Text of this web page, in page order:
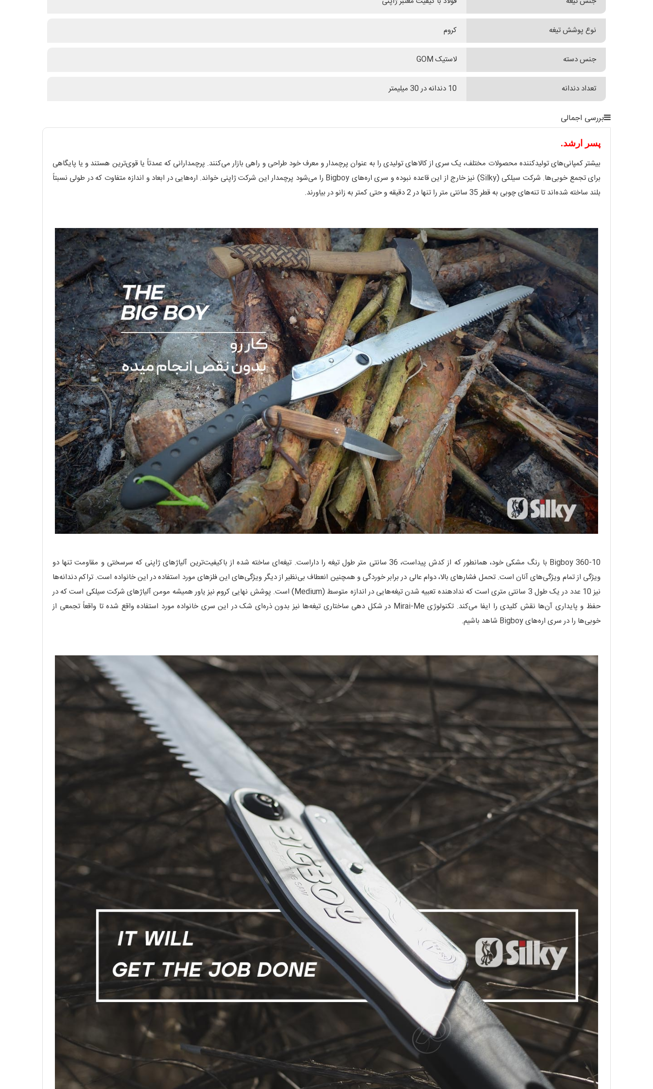
نوع پوشش تیغه کروم
جنس دسته لاستیک GOM
تعداد دندانه 10 دندانه در 30 میلیمتر
بررسی اجمالی
پسر ارشد.
بیشتر کمپانی‌های تولیدکننده محصولات مختلف، یک سری از کالاهای تولیدی را به عنوان پرچمدار و معرف خود طراحی و راهی بازار می‌کنند. پرچمدارانی که عمدتاً یا قوی‌ترین هستند و یا پایگاهی
برای تجمع خوبی‌ها. شرکت سیلکی (Silky) نیز خارج از این قاعده نبوده و سری اره‌های Bigboy را می‌شود پرچمدار این شرکت ژاپنی خواند. اره‌هایی در ابعاد و اندازه متفاوت که در طولی نسبتاً
بلند ساخته شده‌اند تا تنه‌های چوبی به قطر 35 سانتی متر را تنها در 2 دقیقه و حتی کمتر به زانو در بیاورند.
Bigboy 360-10 با رنگ مشکی خود، همانطور که از کدش پیداست، 36 سانتی متر طول تیغه را داراست. تیغه‌ای ساخته شده از باکیفیت‌ترین آلیاژهای ژاپنی که سرسختی و مقاومت تنها دو
ویژگی از تمام ویژگی‌های آنان است. تحمل فشارهای بالا، دوام عالی در برابر خوردگی و همچنین انعطاف بی‌نظیر از دیگر ویژگی‌های این فلزهای مورد استفاده در این خانواده است. تراکم دندانه‌ها
نیز 10 عدد در یک طول 3 سانتی متری است که ندادهنده تعبیه شدن تیغه‌هایی در اندازه متوسط (Medium) است. پوشش نهایی کروم نیز یاور همیشه مومن آلیاژهای شرکت سیلکی است که در
حفظ و پایداری آن‌ها نقش کلیدی را ایفا می‌کند. تکنولوژی Mirai-Me در شکل دهی ساختاری تیغه‌ها نیز بدون ذره‌ای شک در این سری خانواده مورد استفاده واقع شده تا واقعاً تجمعی از
خوبی‌ها را در سری اره‌های Bigboy شاهد باشیم.